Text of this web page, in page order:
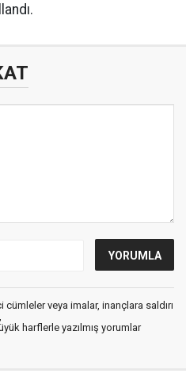
veya imalar, inançlara saldırı
harflerle yazılmış yorumlar